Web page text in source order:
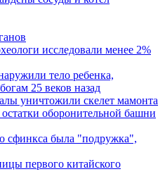
исследовали менее 2%
тело ребенка,
25 веков назад
уничтожили скелет мамонта
оборонительной башни
сфинкса была "подружка",
первого китайского